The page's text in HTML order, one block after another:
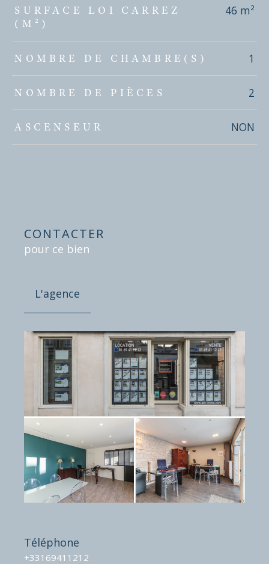
SURFACE LOI CARREZ
(M²)
46 m²
NOMBRE DE CHAMBRE(S) 1
NOMBRE DE PIÈCES 2
ASCENSEUR NON
CONTACTER
pour ce bien
L'agence
Téléphone
+33169411212